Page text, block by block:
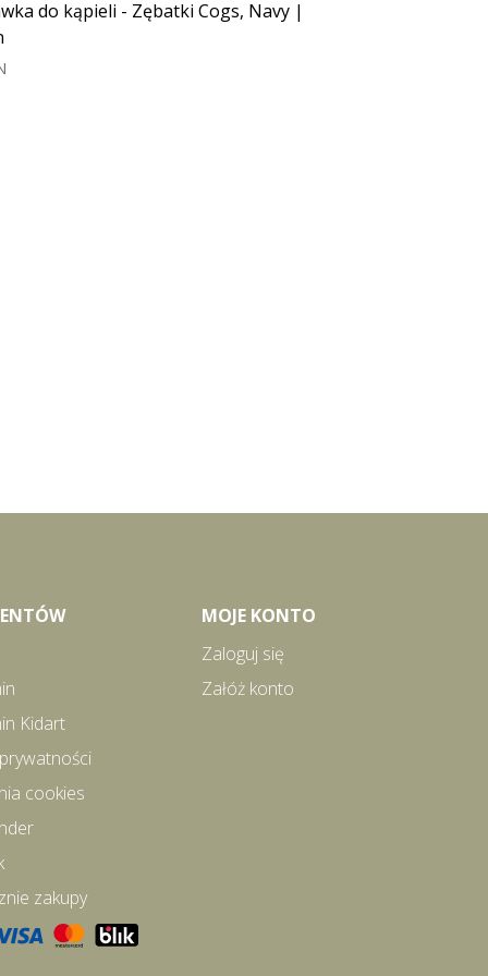
do kąpieli - Zębatki Cogs, Navy |
Kidart
cookies
zakupy
MOJE KONTO
Zaloguj się
Załóż konto